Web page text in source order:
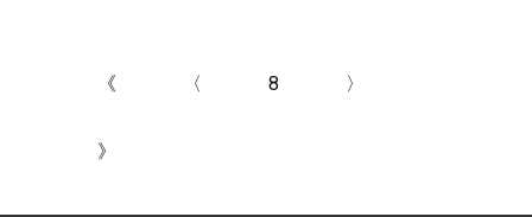
《 〈 8 〉
》